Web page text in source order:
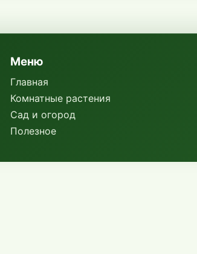
Меню
Главная
Комнатные растения
Сад и огород
Полезное